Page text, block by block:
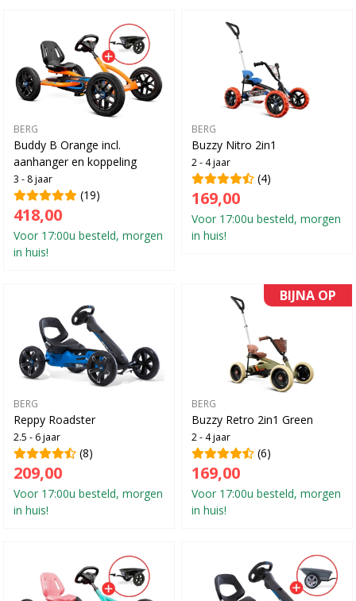
BERG
Buddy B Orange incl.
aanhanger en koppeling
3 - 8 jaar
(19)
418,00
Voor 17:00u besteld, morgen
in huis!
BERG
Buzzy Nitro 2in1
2 - 4 jaar
(4)
169,00
Voor 17:00u besteld, morgen
in huis!
BERG
Reppy Roadster
2.5 - 6 jaar
(8)
209,00
Voor 17:00u besteld, morgen
in huis!
BIJNA OP
BERG
Buzzy Retro 2in1 Green
2 - 4 jaar
(6)
169,00
Voor 17:00u besteld, morgen
in huis!